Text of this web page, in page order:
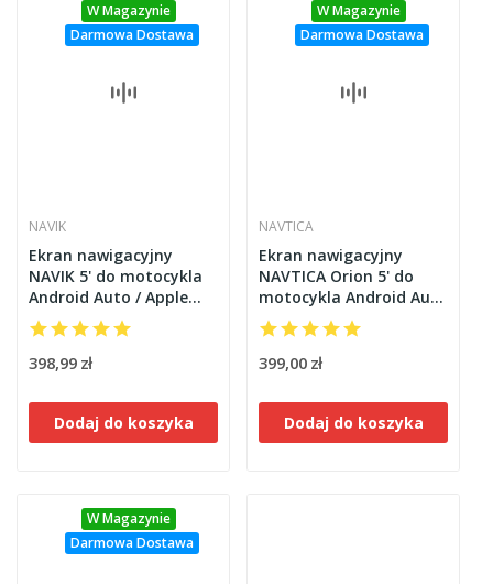
W Magazynie
Darmowa Dostawa
NAVIK
Ekran nawigacyjny
NAVIK 5' do motocykla
Android Auto / Apple
CarPlay USB
398,99 zł
Dodaj do koszyka
W Magazynie
Darmowa Dostawa
NAVTICA
Ekran nawigacyjny
NAVTICA Orion 5' do
motocykla Android Auto
/ Apple CarPlay
399,00 zł
Dodaj do koszyka
W Magazynie
Darmowa Dostawa